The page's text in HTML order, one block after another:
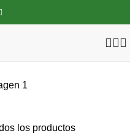
los productos